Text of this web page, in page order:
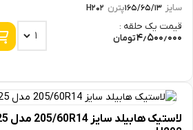
165/65/پترن H202
حلقه :
تومان
لاستیک هابیلد سایز 205/60R14 مدل 2025-